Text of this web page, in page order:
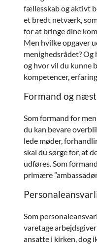
fællesskab og aktivt
et bredt netværk,
for at bringe dine
Men hvilke opgaver
menighedsrådet? Og
og hvor vil du kunne
kompetencer,
Formand og
Som formand for
du kan bevare
lede møder,
skal du sørge for, at
udføres. Som
primære
Som
varetage
ansatte i kirken, dog